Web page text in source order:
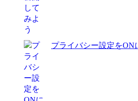
プライバシー設定をON